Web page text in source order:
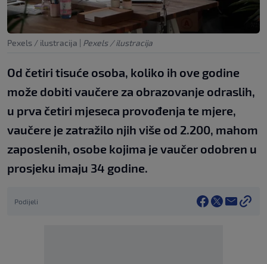
Pexels / ilustracija | Pexels / ilustracija
Od četiri tisuće osoba, koliko ih ove godine
može dobiti vaučere za obrazovanje odraslih,
u prva četiri mjeseca provođenja te mjere,
vaučere je zatražilo njih više od 2.200, mahom
zaposlenih, osobe kojima je vaučer odobren u
prosjeku imaju 34 godine.
Podijeli